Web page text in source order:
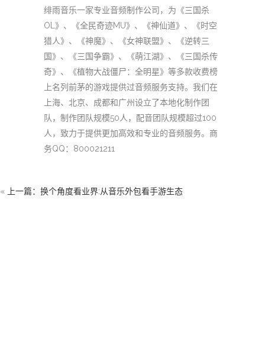
绯雨音乐一家专业音频制作公司，为《三国杀
OL》、《全民奇迹MU》、《神仙道》、《时空
猎人》、《神魔》、《女神联盟》、《逆转三
国》、《三国争霸》、《萌江湖》、《三国杀传
奇》、《植物大战僵尸：全明星》等多款收费榜
上名列前茅的游戏提供过音频服务支持。我们在
上海、北京、成都和广州设立了本地化制作团
队，制作团队规模50人，配音团队规模超过100
人，致力于提供更加高效和专业的音频服务。商
务QQ：800021211
« 上一篇：换个角度看业界:从音乐外包看手游生态